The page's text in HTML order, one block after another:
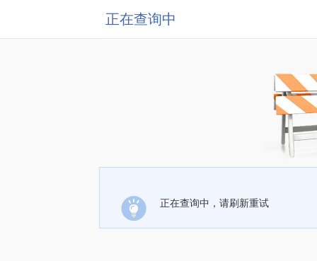
正在查询中
正在查询中，请刷新重试